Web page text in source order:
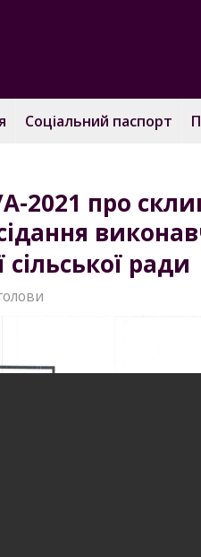
Соціальний паспорт
2021 про
сільської ради